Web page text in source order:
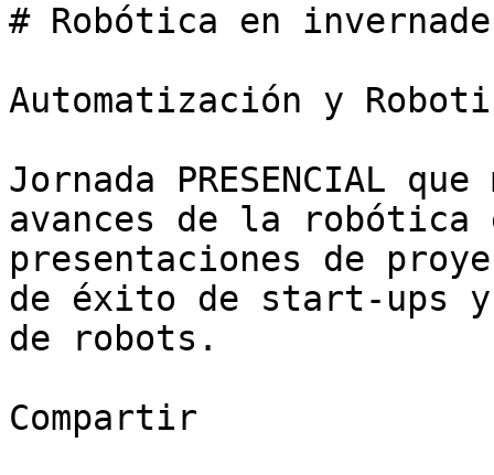
# Robótica en
Automatización y
Jornada PRESENCIAL
avances de la robótica
presentaciones de
de éxito de start-ups y
de robots.
Compartir